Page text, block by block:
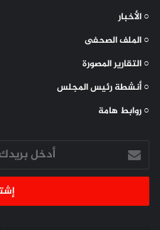
○ الأخبار
○ الملف الصحفى
○ التقارير المصورة
○ أنشطة رئيس المجلس
○ روابط هامة
أدخل
بريدك
الإلكتروني